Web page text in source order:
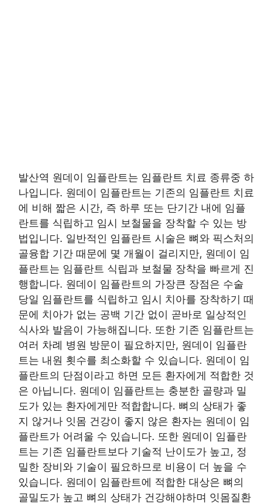
발산역 원데이 임플란트는 임플란트 치료 종류중 하
나입니다. 원데이 임플란트는 기존의 임플란트 치료
에 비해 짧은 시간, 즉 하루 또는 단기간 내에 임플
란트를 식립하고 임시 보철물을 장착할 수 있는 방
법입니다. 일반적인 임플란트 시술은 뼈와 픽스처의
골융합 기간 때문에 몇 개월이 걸리지만, 원데이 임
플란트는 임플란트 식립과 보철물 장착을 빠르게 진
행합니다. 원데이 임플란트의 가장큰 장점은 수술
당일 임플란트를 식립하고 임시 치아를 장착하기 때
문에 치아가 없는 공백 기간 없이 곧바로 일상적인
식사와 발음이 가능해집니다. 또한 기존 임플란트는
여러 차례 병원 방문이 필요하지만, 원데이 임플란
트는 내원 횟수를 최소화할 수 있습니다. 원데이 임
플란트의 단점이라고 하면 모든 환자에게 적합한 것
은 아닙니다. 원데이 임플란트는 충분한 골량과 밀
도가 있는 환자에게만 적합합니다. 뼈의 상태가 좋
지 않거나 잇몸 건강이 좋지 않은 환자는 원데이 임
플란트가 어려울 수 있습니다. 또한 원데이 임플란
트는 기존 임플란트보다 기술적 난이도가 높고, 정
밀한 장비와 기술이 필요하므로 비용이 더 높을 수
있습니다. 원데이 임플란트에 적합한 대상은 뼈의
골밀도가 높고 뼈의 상태가 건강해야하며 잇몸질환